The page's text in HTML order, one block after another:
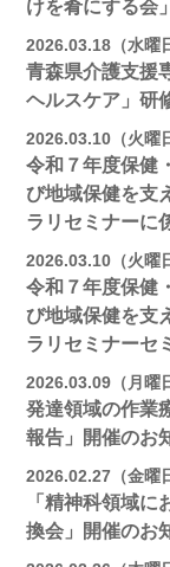
けを肴にする会
2026.03.18（水曜
青森県介護支援
ヘルスケア」研
2026.03.10（火曜
令和７年度保健
び地域保健を支
ラリセミナーに
2026.03.10（火曜
令和７年度保健
び地域保健を支
ラリセミナーセ
2026.03.09（月曜
発達領域の作業
報告」開催のお
2026.02.27（金曜
「精神科領域
換会」開催のお